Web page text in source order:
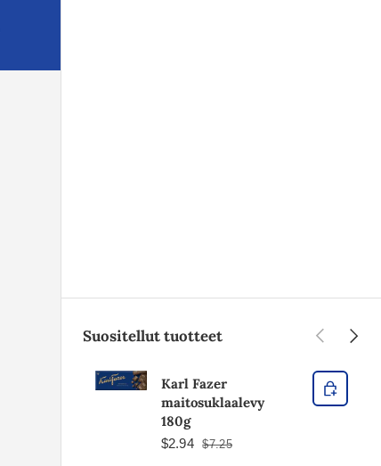
Suositellut tuotteet Edellinen
Karl Fazer
maitosuklaalevy
180g
$2.94 $7.25